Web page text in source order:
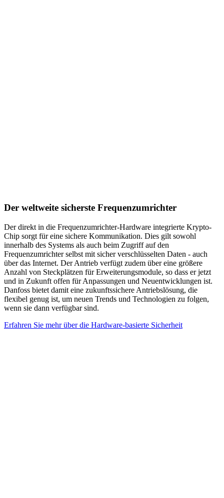
Der weltweite sicherste Frequenzumrichter
Der direkt in die Frequenzumrichter-Hardware integrierte Krypto-
Chip sorgt für eine sichere Kommunikation. Dies gilt sowohl
innerhalb des Systems als auch beim Zugriff auf den
Frequenzumrichter selbst mit sicher verschlüsselten Daten - auch
über das Internet. Der Antrieb verfügt zudem über eine größere
Anzahl von Steckplätzen für Erweiterungsmodule, so dass er jetzt
und in Zukunft offen für Anpassungen und Neuentwicklungen ist.
Danfoss bietet damit eine zukunftssichere Antriebslösung, die
flexibel genug ist, um neuen Trends und Technologien zu folgen,
wenn sie dann verfügbar sind.
Erfahren Sie mehr über die Hardware-basierte Sicherheit